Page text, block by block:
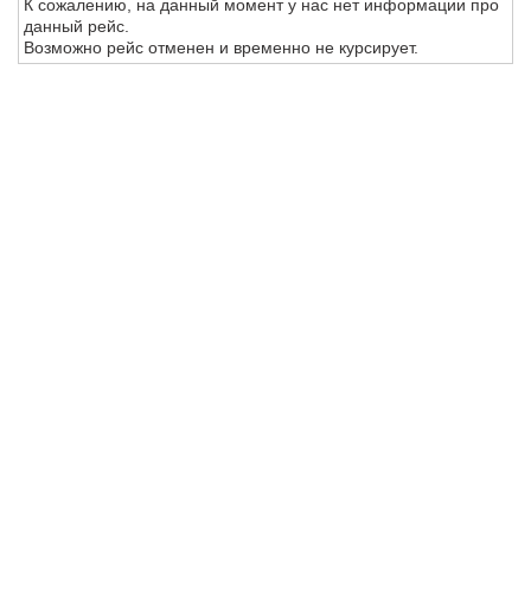
К сожалению, на данный момент у нас нет информации про
данный рейс.
Возможно рейс отменен и временно не курсирует.